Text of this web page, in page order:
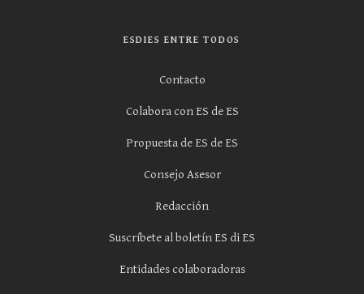
ESDIES ENTRE TODOS
Contacto
Colabora con ES de ES
Propuesta de ES de ES
Consejo Asesor
Redacción
Suscríbete al boletín ES di ES
Entidades colaboradoras